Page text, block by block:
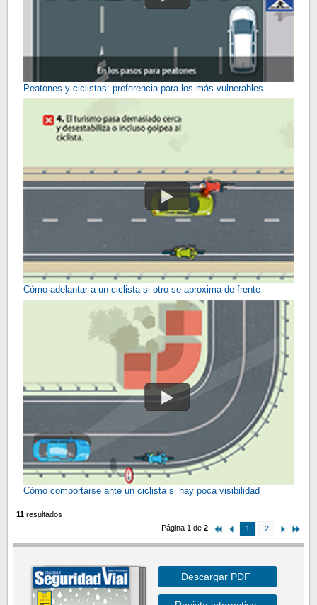
Peatones y ciclistas: preferencia para los más vulnerables
Cómo adelantar a un ciclista si otro se aproxima de frente
Cómo comportarse ante un ciclista si hay poca visibilidad
11resultados
Página 1 de2 1 2
Descargar PDF